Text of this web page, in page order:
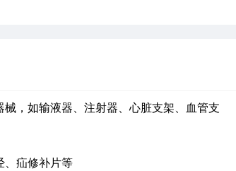
，如输液器、注射器、心脏支架、血管支
、疝修补片等